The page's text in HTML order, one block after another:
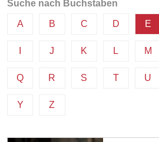
Suche nach Buchstaben
A B C D E
J K L M
Q R S T U
Y Z